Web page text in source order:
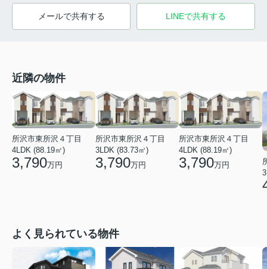
メールで共有する LINEで共有する
近隣の物件
所沢市東所沢４丁目
4LDK (88.19㎡)
3,790万円
所沢市東所沢４丁目
3LDK (83.73㎡)
3,790万円
所沢市東所沢４丁目
4LDK (88.19㎡)
3,790万円
よく見られている物件